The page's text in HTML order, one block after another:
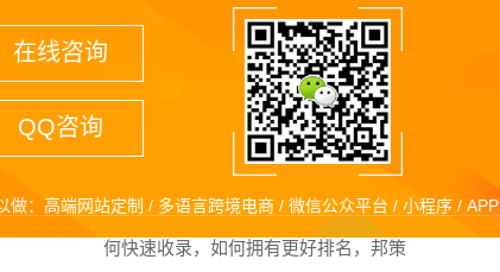
公司网站建设百度推广方案
百度搜索引擎是国内公认覆盖面最广流
量最大的搜索平台,公司网站做好后如
何快速收录，如何拥有更好排名，邦策
在线咨询
QQ咨询
做：高端网站定制 / 多语言跨境电商 / 微信公众平台 / 小程序 / APP